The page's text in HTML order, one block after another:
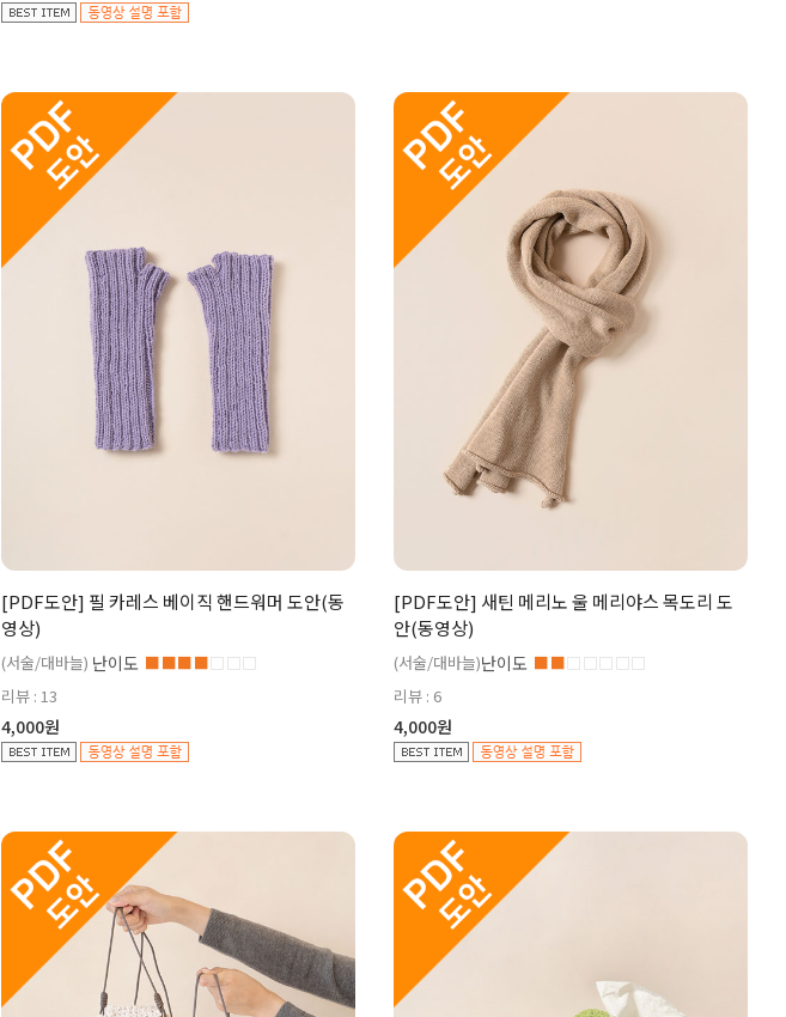
[PDF도안] 필 카레스 베이직 핸드워머 도안(동
영상)
(서술/대바늘) 난이도 ■■■■□□□
리뷰 : 13
4,000원
[PDF도안] 새틴 메리노 울 메리야스 목도리 도
안(동영상)
(서술/대바늘)난이도 ■■□□□□□
리뷰 : 6
4,000원